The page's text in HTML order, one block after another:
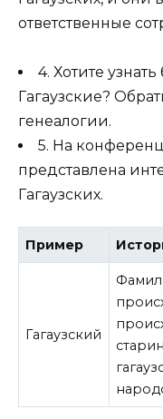
ответственные
4. Хотите
Гагаузские?
генеалогии.
5. На
представлена
Гагаузских.
Пример
Гагаузский